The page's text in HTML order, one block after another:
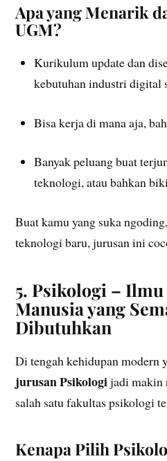
Apa yang Menarik
UGM?
Kurikulum update dan
kebutuhan industri digital
Bisa kerja di mana aja,
Banyak peluang buat
teknologi, atau bahkan
Buat kamu yang suka
teknologi baru, jurusan ini
5. Psikologi –
Manusia yang
Dibutuhkan
Di tengah kehidupan modern
jurusan Psikologijadi makin
salah satu fakultas psikologi
Kenapa Pilih